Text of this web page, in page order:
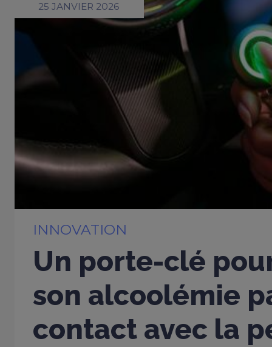
25 JANVIER 2026
INNOVATION
Un porte-clé
son alcoolémie
contact avec la